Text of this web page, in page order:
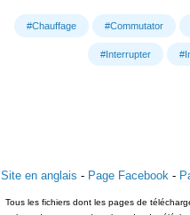
#Chauffage #Commutator
#Interrupter
Site en anglais - Page Facebook -
Tous les fichiers dont les pages de